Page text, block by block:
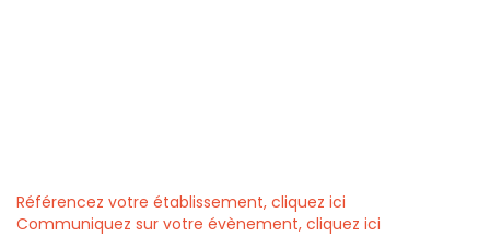
Référencez votre établissement, cliquez ici
Communiquez sur votre évènement, cliquez ici